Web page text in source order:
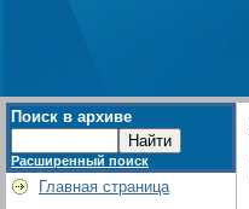
Поиск в архиве
Расширенный поиск
Главная страница